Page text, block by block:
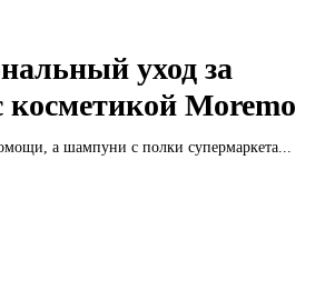
уход за
косметикой Moremo
а шампуни с полки супермаркета...